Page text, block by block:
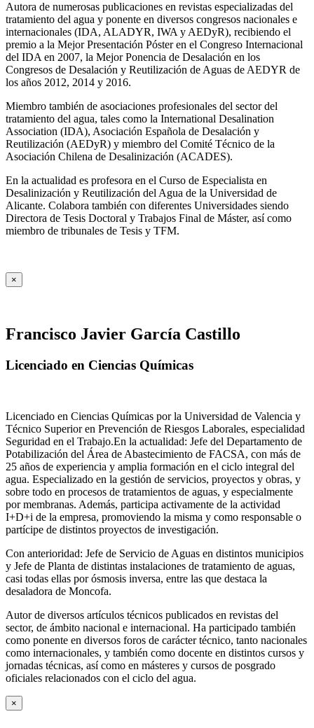
Autora de numerosas publicaciones en revistas especializadas del
tratamiento del agua y ponente en diversos congresos nacionales e
internacionales (IDA, ALADYR, IWA y AEDyR), recibiendo el
premio a la Mejor Presentación Póster en el Congreso Internacional
del IDA en 2007, la Mejor Ponencia de Desalación en los
Congresos de Desalación y Reutilización de Aguas de AEDYR de
los años 2012, 2014 y 2016.
Miembro también de asociaciones profesionales del sector del
tratamiento del agua, tales como la International Desalination
Association (IDA), Asociación Española de Desalación y
Reutilización (AEDyR) y miembro del Comité Técnico de la
Asociación Chilena de Desalinización (ACADES).
En la actualidad es profesora en el Curso de Especialista en
Desalinización y Reutilización del Agua de la Universidad de
Alicante. Colabora también con diferentes Universidades siendo
Directora de Tesis Doctoral y Trabajos Final de Máster, así como
miembro de tribunales de Tesis y TFM.
×
Francisco Javier García Castillo
Licenciado en Ciencias Químicas
Licenciado en Ciencias Químicas por la Universidad de Valencia y
Técnico Superior en Prevención de Riesgos Laborales, especialidad
Seguridad en el Trabajo.En la actualidad: Jefe del Departamento de
Potabilización del Área de Abastecimiento de FACSA, con más de
25 años de experiencia y amplia formación en el ciclo integral del
agua. Especializado en la gestión de servicios, proyectos y obras, y
sobre todo en procesos de tratamientos de aguas, y especialmente
por membranas. Además, participa activamente de la actividad
I+D+i de la empresa, promoviendo la misma y como responsable o
partícipe de distintos proyectos de investigación.
Con anterioridad: Jefe de Servicio de Aguas en distintos municipios
y Jefe de Planta de distintas instalaciones de tratamiento de aguas,
casi todas ellas por ósmosis inversa, entre las que destaca la
desaladora de Moncofa.
Autor de diversos artículos técnicos publicados en revistas del
sector, de ámbito nacional e internacional. Ha participado también
como ponente en diversos foros de carácter técnico, tanto nacionales
como internacionales, y también como docente en distintos cursos y
jornadas técnicas, así como en másteres y cursos de posgrado
oficiales relacionados con el ciclo del agua.
×